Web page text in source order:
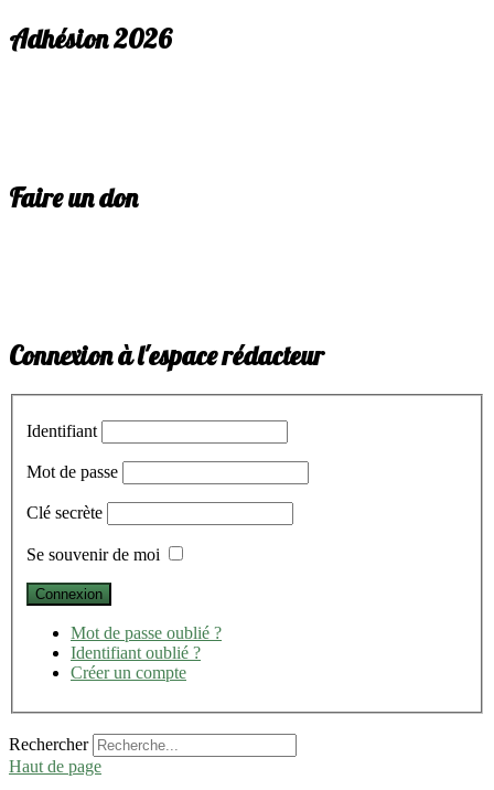
Adhésion 2026
Faire un don
Connexion à l'espace rédacteur
Identifiant
Mot de passe
Clé secrète
Se souvenir de moi
Mot de passe oublié ?
Identifiant oublié ?
Créer un compte
Rechercher
Haut de page